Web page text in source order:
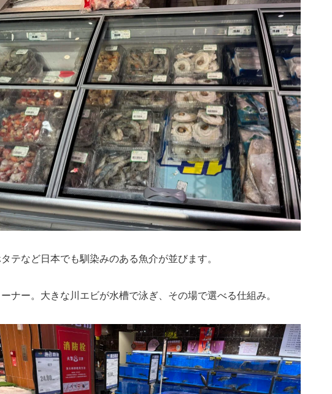
テなど日本でも馴染みのある魚介が並びます。
ナー。大きな川エビが水槽で泳ぎ、その場で選べる仕組み。